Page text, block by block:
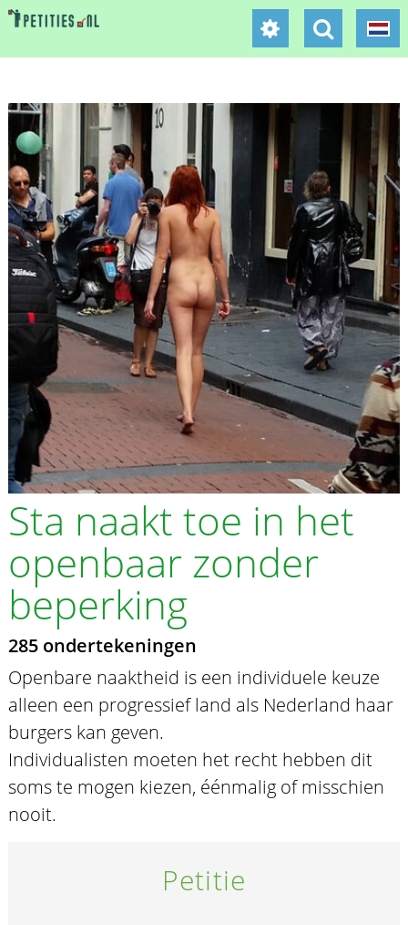
Sta naakt toe in het
openbaar zonder
beperking
285 ondertekeningen
Openbare naaktheid is een individuele keuze
alleen een progressief land als Nederland haar
burgers kan geven.
Individualisten moeten het recht hebben dit
soms te mogen kiezen, éénmalig of misschien
nooit.
Petitie